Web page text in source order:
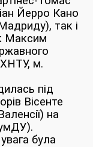
Йерро Кано
так і
Максим
ХНТУ, м.
під
Вісенте
на
була